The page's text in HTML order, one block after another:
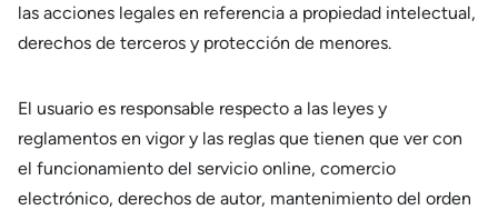
las acciones legales en referencia a propiedad intelectual,
derechos de terceros y protección de menores.
El usuario es responsable respecto a las leyes y
reglamentos en vigor y las reglas que tienen que ver con
el funcionamiento del servicio online, comercio
electrónico, derechos de autor, mantenimiento del orden